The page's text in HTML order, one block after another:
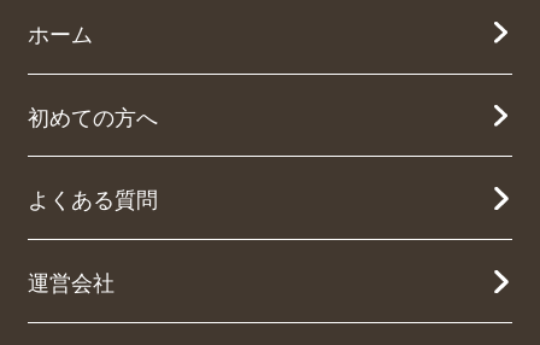
ホーム
初めての方へ
よくある質問
運営会社